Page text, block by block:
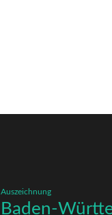
Auszeichnung
Baden-